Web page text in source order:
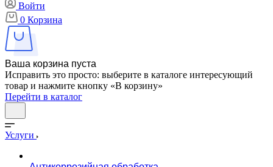
Войти
0 Корзина
Ваша корзина пуста
Исправить это просто: выберите в каталоге интересующий
товар и нажмите кнопку «В корзину»
Перейти в каталог
Услуги